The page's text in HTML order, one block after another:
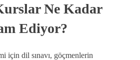
Ne Kadar
Ediyor?
için dil sınavı, göçmenlerin